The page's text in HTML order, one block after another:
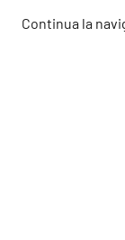
Continua la